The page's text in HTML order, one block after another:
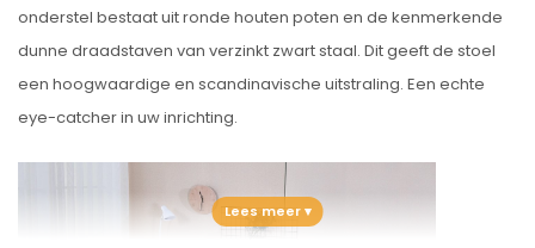
onderstel bestaat uit ronde houten poten en de kenmerkende
dunne draadstaven van verzinkt zwart staal. Dit geeft de stoel
een hoogwaardige en scandinavische uitstraling. Een echte
eye-catcher in uw inrichting.